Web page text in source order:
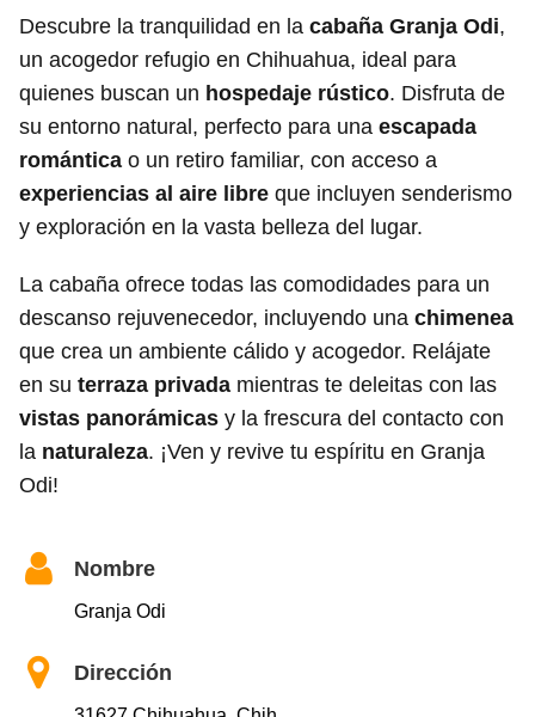
Descubre la tranquilidad en la cabaña Granja Odi,
un acogedor refugio en Chihuahua, ideal para
quienes buscan un hospedaje rústico. Disfruta de
su entorno natural, perfecto para una escapada
romántica o un retiro familiar, con acceso a
experiencias al aire libre que incluyen senderismo
y exploración en la vasta belleza del lugar.
La cabaña ofrece todas las comodidades para un
descanso rejuvenecedor, incluyendo una chimenea
que crea un ambiente cálido y acogedor. Relájate
en su terraza privada mientras te deleitas con las
vistas panorámicas y la frescura del contacto con
la naturaleza. ¡Ven y revive tu espíritu en Granja
Odi!
Nombre
Granja Odi
Dirección